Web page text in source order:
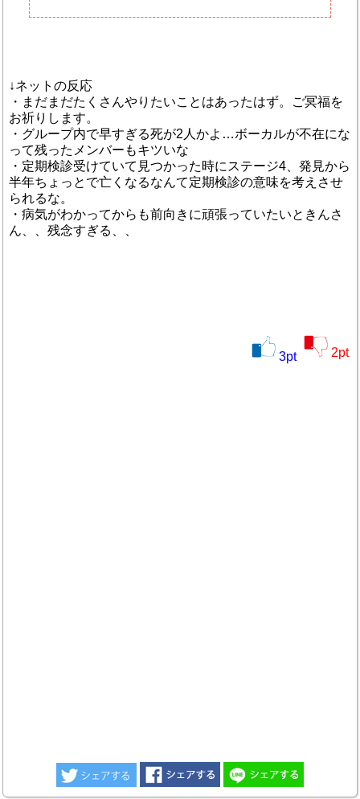
↓ネットの反応
・まだまだたくさんやりたいことはあったはず。ご冥福を
お祈りします。
・グループ内で早すぎる死が2人かよ…ボーカルが不在にな
って残ったメンバーもキツいな
・定期検診受けていて見つかった時にステージ4、発見から
半年ちょっとで亡くなるなんて定期検診の意味を考えさせ
られるな。
・病気がわかってからも前向きに頑張っていたいときんさ
ん、、残念すぎる、、
3pt 2pt